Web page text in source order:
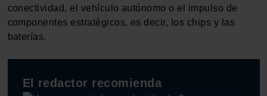
conectividad, el vehículo autónomo o el impulso de
componentes estratégicos, es decir, los chips y las
baterías.
El redactor recomienda